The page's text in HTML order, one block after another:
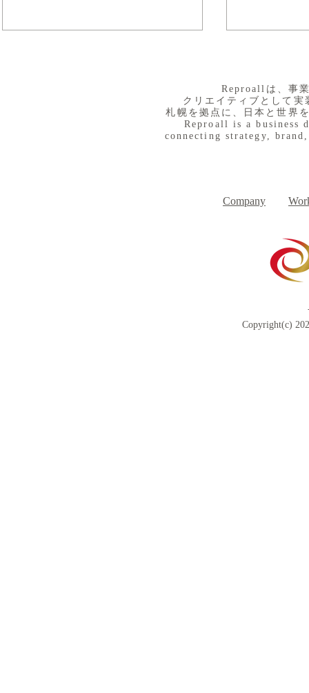
​Reproallは、事
クリエイティブとして
札幌を拠点に、日本と世界
Reproall is a business
connecting strategy,
Company
Copyright(c)